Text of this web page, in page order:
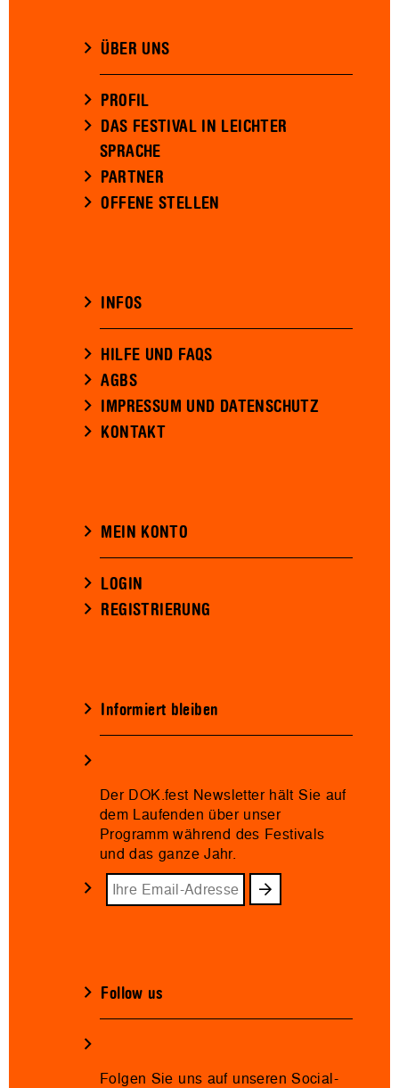
ÜBER UNS
PROFIL
DAS FESTIVAL IN LEICHTER
SPRACHE
PARTNER
OFFENE STELLEN
INFOS
HILFE UND FAQS
AGBS
IMPRESSUM UND DATENSCHUTZ
KONTAKT
MEIN KONTO
LOGIN
REGISTRIERUNG
Informiert bleiben
Der DOK.fest Newsletter hält Sie auf
dem Laufenden über unser
Programm während des Festivals
und das ganze Jahr.
Follow us
Folgen Sie uns auf unseren Social-